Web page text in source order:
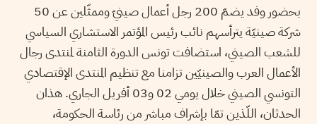
بحضور وفد يضمّ 200 رجل أعمال صينيّ وممثّلين عن 50
شركة صينيّة يترأسهم نائب رئيس المؤتمر الاستشاري السياسي
للشعب الصيني، استضافت تونس الدورة الثامنة لمنتدى رجال
الأعمال العرب والصينيّين تزامنا مع تنظيم المنتدى الإقتصادي
التونسي الصيني خلال يومي 02 و03 أفريل الجاري. هذان
الحدثان، اللّذين تمّا بإشراف مباشر من رئاسة الحكومة،